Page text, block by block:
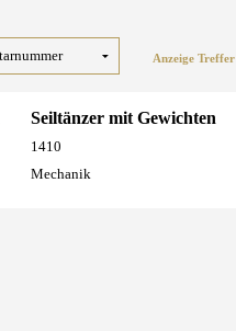
Anzeige Treffer
Seiltänzer mit Gewichten
1410
Mechanik